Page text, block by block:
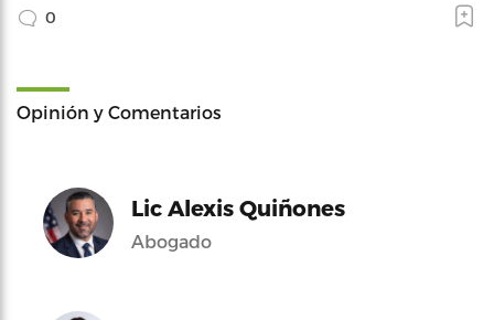
0
Opinión y Comentarios
Lic Alexis Quiñones
Abogado